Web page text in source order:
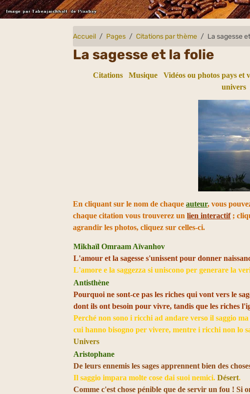
Accueil Pages Citations par thème La sagesse
La sagesse et la folie
Citations Musique Vidéos ou photos pays et
univers
En cliquant sur le nom de chaqueauteur, vous
chaque citation vous trouverez unlien interactif;
agrandir les photos, cliquez sur celles-ci.
Mikhaïl Omraam Aïvanhov
L'amour et la sagesse s'unissent pour donner
L'amore e la saggezza si uniscono per generare la
Antisthène
Pourquoi ne sont-ce pas les riches qui vont vers le
dont ils ont besoin pour vivre, tandis que les riches
Perché non sono i ricchi ad andare verso il saggio
cui hanno bisogno per vivere, mentre i ricchi non lo
Univers
Aristophane
De leurs ennemis les sages apprennent bien des
Il saggio impara molte cose dai suoi nemici.Désert.
Comme c'est chose pénible que de servir un fou ! Si